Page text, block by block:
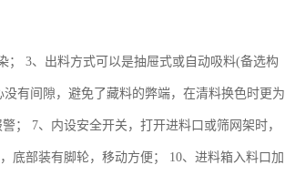
； 3、出料方式可以是抽屉式或自动吸料(备选构
有间隙，避免了藏料的弊端，在清料换色时更为
； 7、内设安全开关，打开进料口或筛网架时，
底部装有脚轮，移动方便； 10、进料箱入料口加